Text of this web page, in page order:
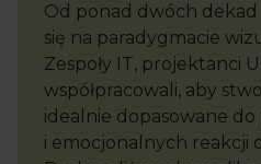
Od ponad dwóch dekad
się na paradygmacie
Zespoły IT, projektanci
współpracowali, aby
idealnie dopasowane
i emocjonalnych reakcji